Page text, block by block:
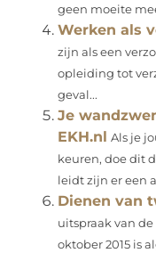
geen moeite
Werken als
zijn als een
opleiding tot
geval...
Je
EKH.nl
Als je
keuren, doe dit
leidt zijn er een
Dienen van
uitspraak van
oktober 2015 is